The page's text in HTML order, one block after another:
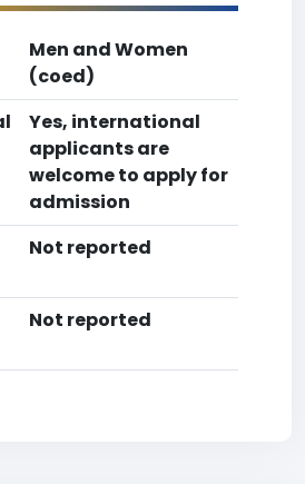
Men and Women
(coed)
Yes, international
applicants are
welcome to apply for
admission
Not reported
Not reported